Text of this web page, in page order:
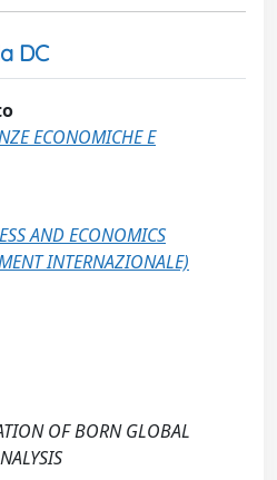
DC
ECONOMICHE E
AND ECONOMICS
INTERNAZIONALE)
OF BORN GLOBAL